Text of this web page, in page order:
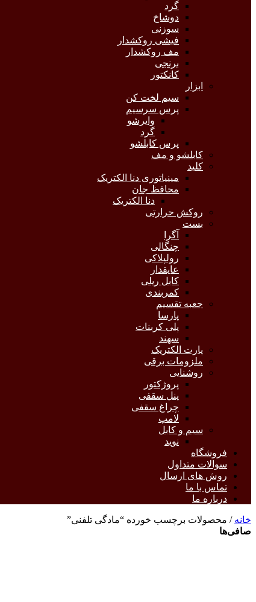
گرد
دوشاخ
سوزنی
فیشی روکشدار
مف روکشدار
برنجی
کانکتور
ابزار
سیم لخت کن
پرس سرسیم
وایرشو
گرد
پرس کابلشو
کابلشو و مف
کلید
مینیاتوری دنا الکتریک
محافظ جان
دنا الکتریک
روکش حرارتی
بست
آگرا
چنگالی
رولپلاکی
عایقدار
کابل ریلی
کمربندی
جعبه تقسیم
پارسا
پلی کربنات
سهند
پارت الکتریک
ملزومات برقی
روشنایی
پروژکتور
پنل سقفی
چراغ سقفی
لامپ
سیم و کابل
نوید
فروشگاه
سوالات متداول
روش های ارسال
تماس با ما
درباره ما
خانه / محصولات برچسب خورده “مادگی تلفنی”
صافی‌ها